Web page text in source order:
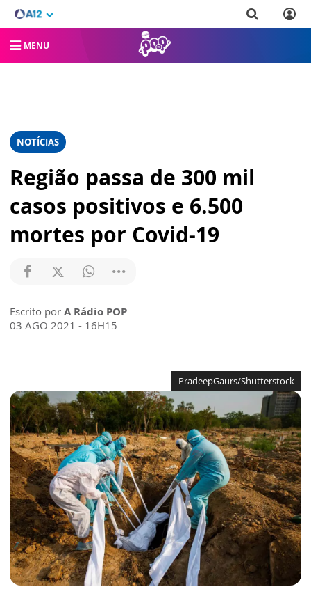
MENU
NOTÍCIAS
Região passa de 300 mil
casos positivos e 6.500
mortes por Covid-19
Escrito por A Rádio POP
03 AGO 2021 - 16H15
PradeepGaurs/Shutterstock